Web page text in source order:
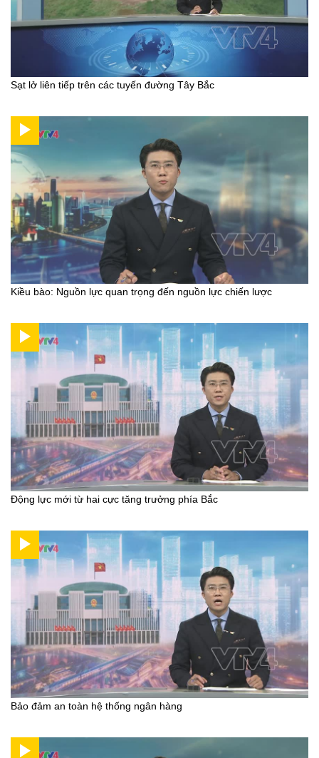
Sạt lở liên tiếp trên các tuyến đường Tây Bắc
Kiều bào: Nguồn lực quan trọng đến nguồn lực chiến lược
Động lực mới từ hai cực tăng trưởng phía Bắc
Bảo đảm an toàn hệ thống ngân hàng